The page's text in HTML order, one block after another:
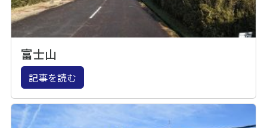
富士山
記事を読む